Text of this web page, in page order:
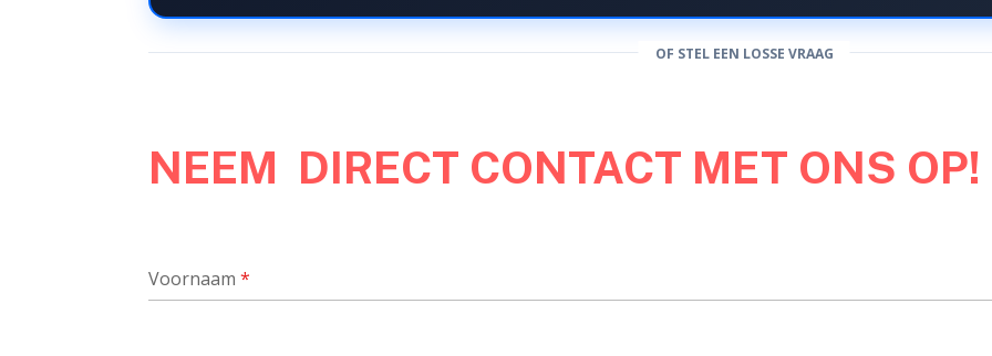
OF STEL EEN LOSSE VRAAG
NEEM DIRECT CONTACT MET ONS OP!
Voornaam*